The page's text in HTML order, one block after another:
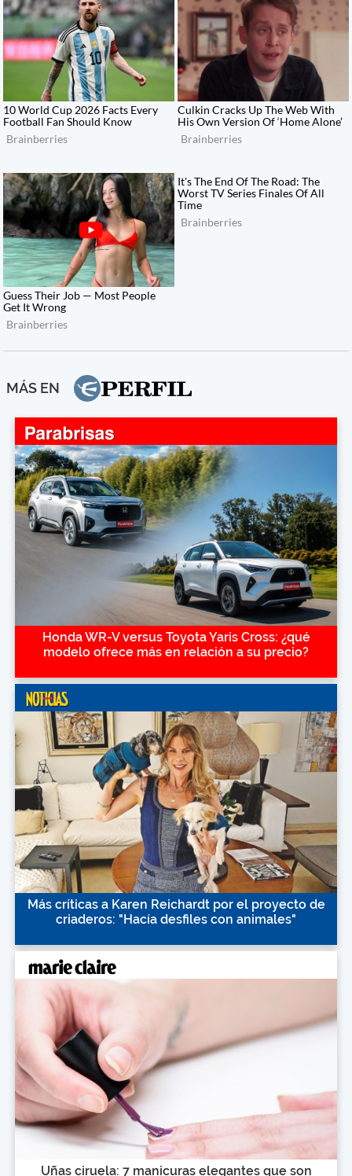
MÁS EN
Honda WR-V versus Toyota Yaris Cross: ¿qué
modelo ofrece más en relación a su precio?
Más críticas a Karen Reichardt por el proyecto de
criaderos: "Hacía desfiles con animales"
Uñas ciruela: 7 manicuras elegantes que son